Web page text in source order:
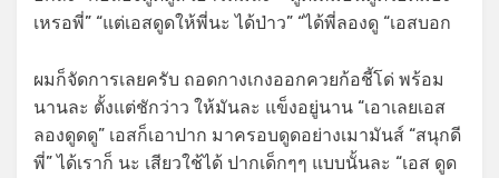
เหรอพี่” “แต่เอสดูดให้พี่นะ ได้ป่าว” “ได้พี่ลองดู “เอสบอก
ผมก็จัดการเลยครับ ถอดกางเกงออกควยก้อชี้โด่ พร้อม
นานละ ตั้งแต่ชักว่าว ให้มันละ แข็งอยู่นาน “เอาเลยเอส
ลองดูดดู” เอสก็เอาปาก มาครอบดูดอย่างเมามันส์ “สนุกดี
พี่” ได้เราก็ นะ เสียวใช้ได้ ปากเด็กๆๆ แบบนั้นละ “เอส ดูด